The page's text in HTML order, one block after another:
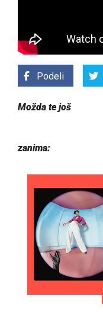
Podeli
Možda te još
zanima: